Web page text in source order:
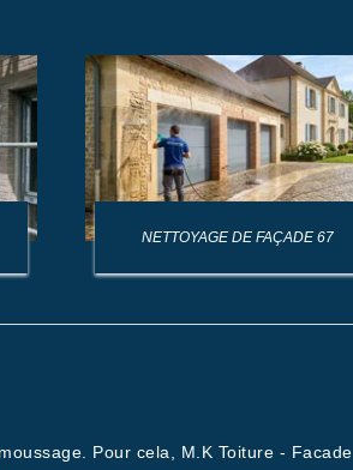
NETTOYAGE DE FAÇADE 67
Pour cela, M.K Toiture - Facade